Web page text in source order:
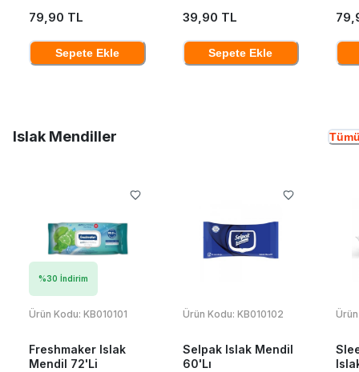
79,90 TL
Sepete Ekle
39,90 TL
Sepete Ekle
Islak Mendiller
%30 İndirim
Ürün Kodu: KB010101
Freshmaker Islak
Mendil 72'Li
Ürün Kodu: KB010102
Selpak Islak Mendil
60'Lı